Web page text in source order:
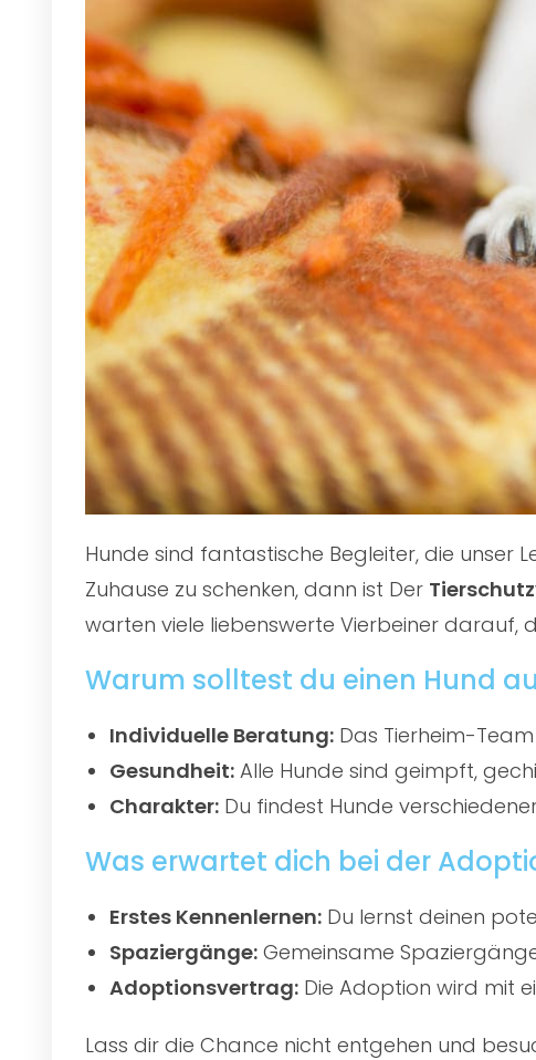
Hunde sind fantastische Begleiter, die unser
Zuhause zu schenken, dann ist Der
warten viele liebenswerte Vierbeiner darauf,
Warum solltest du einen Hund
Individuelle Beratung: Das Tierheim-
Gesundheit: Alle Hunde sind geimpft,
Charakter: Du findest Hunde
Was erwartet dich bei der
Erstes Kennenlernen: Du lernst deinen
Spaziergänge: Gemeinsame
Adoptionsvertrag: Die Adoption wird mit
Lass dir die Chance nicht entgehen und